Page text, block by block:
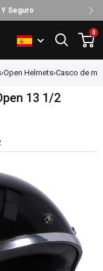
Y Seguro
0
›Open Helmets›Casco de
13 1/2